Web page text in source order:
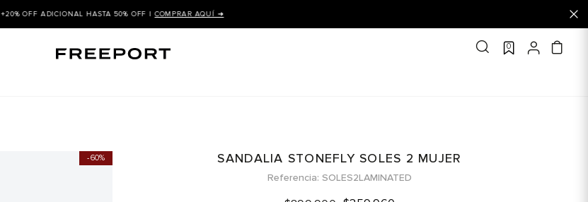
+20% OFF ADICIONAL HASTA 50% OFF |COMPRAR AQUÍ ➜
0
60% SANDALIA STONEFLY SOLES 2 MUJER
Referencia SOLES2LAMINATED